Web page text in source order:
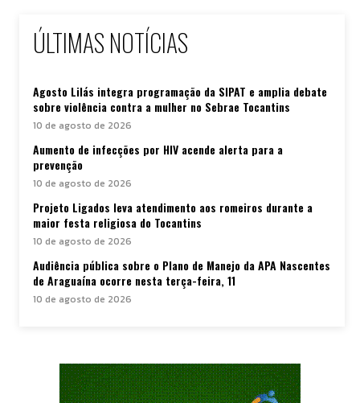
ÚLTIMAS NOTÍCIAS
Agosto Lilás integra programação da SIPAT e amplia debate
sobre violência contra a mulher no Sebrae Tocantins
10 de agosto de 2026
Aumento de infecções por HIV acende alerta para a
prevenção
10 de agosto de 2026
Projeto Ligados leva atendimento aos romeiros durante a
maior festa religiosa do Tocantins
10 de agosto de 2026
Audiência pública sobre o Plano de Manejo da APA Nascentes
de Araguaína ocorre nesta terça-feira, 11
10 de agosto de 2026